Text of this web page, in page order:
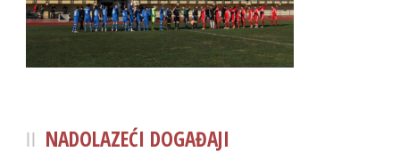
NADOLAZEĆI DOGAĐAJI